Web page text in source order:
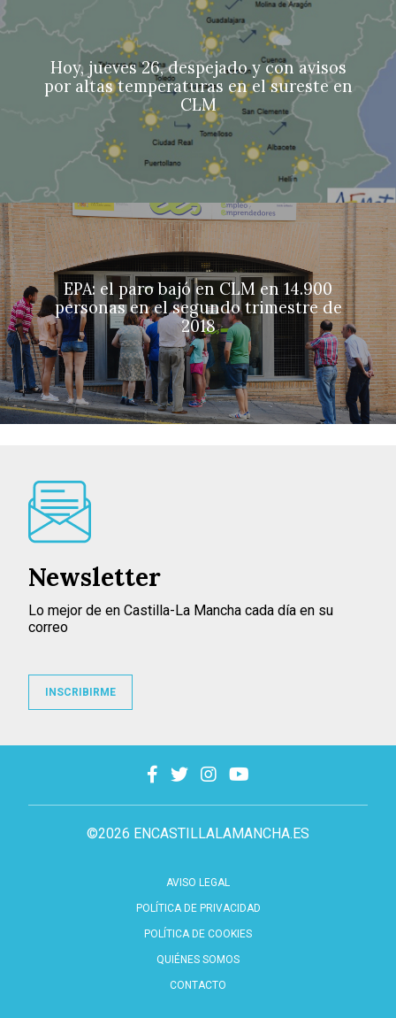
Hoy, jueves 26, despejado y con avisos
por altas temperaturas en el sureste en
CLM
EPA: el paro bajó en CLM en 14.900
personas en el segundo trimestre de
2018
©2026 ENCASTILLALAMANCHA.ES
AVISO LEGAL
POLÍTICA DE PRIVACIDAD
POLÍTICA DE COOKIES
QUIÉNES SOMOS
CONTACTO
Newsletter
Lo mejor de en Castilla-La Mancha cada día en su
correo
INSCRIBIRME